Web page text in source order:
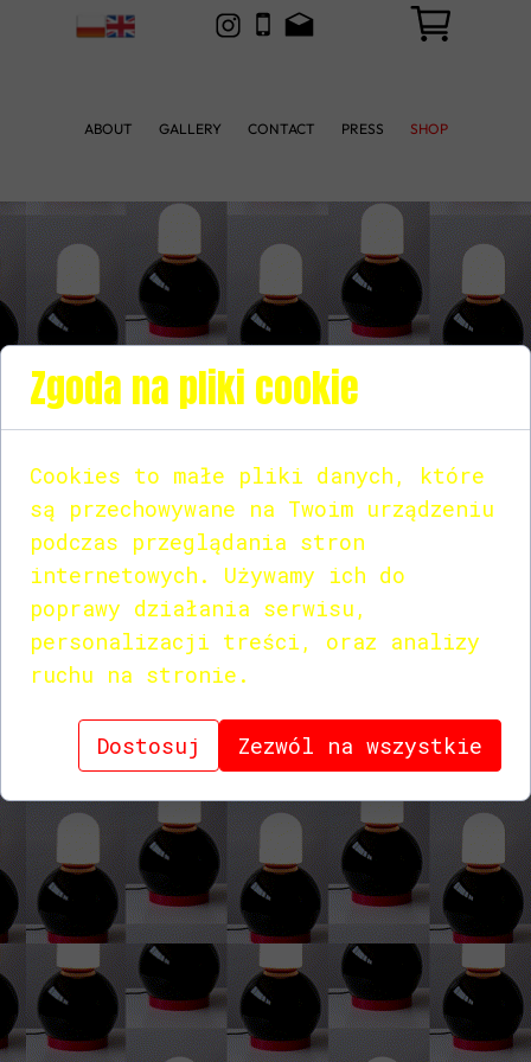
ABOUT GALLERY CONTACT PRESS SHOP
CATALOG PDF
Zgoda na pliki cookie
Cookies to małe pliki danych, które
są przechowywane na Twoim urządzeniu
podczas przeglądania stron
internetowych. Używamy ich do
poprawy działania serwisu,
personalizacji treści, oraz analizy
ruchu na stronie.
Dostosuj Zezwól na wszystkie